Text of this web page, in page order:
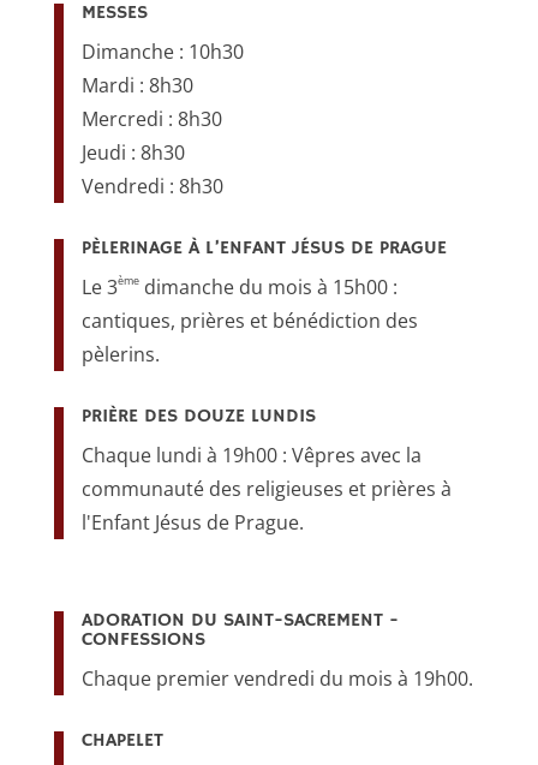
MESSES
Dimanche : 10h30
Mardi : 8h30
Mercredi : 8h30
Jeudi : 8h30
Vendredi : 8h30
PÈLERINAGE À L’ENFANT JÉSUS DE PRAGUE
Le 3èmedimanche du mois à 15h00 :
cantiques, prières et bénédiction des
pèlerins.
PRIÈRE DES DOUZE LUNDIS
Chaque lundi à 19h00 : Vêpres avec la
communauté des religieuses et prières à
l'Enfant Jésus de Prague.
ADORATION DU SAINT-SACREMENT -
CONFESSIONS
Chaque premier vendredi du mois à 19h00.
CHAPELET